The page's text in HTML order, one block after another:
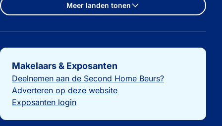
Meer landen tonen
Belangrijke links
Makelaars & Exposanten
Deelnemen aan de Second Home Beurs?
Adverteren op deze website
Exposanten login